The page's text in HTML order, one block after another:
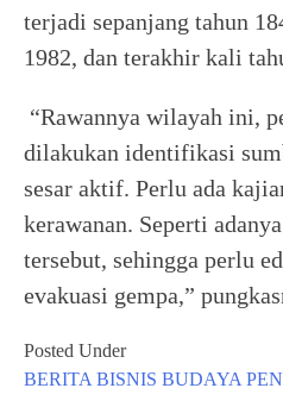
terjadi sepanjang tahun
1982, dan terakhir kali
“Rawannya wilayah ini,
dilakukan identifikasi
sesar aktif. Perlu ada
kerawanan. Seperti
tersebut, sehingga perlu
evakuasi gempa,”
Posted Under
BERITA BISNIS BUDAYA